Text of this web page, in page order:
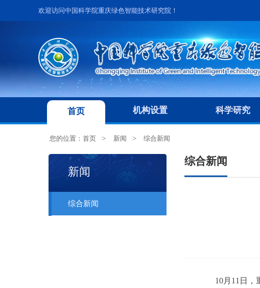
欢迎访问中国科学院重庆绿色智能技术研究院！
首页 机构设置 科学研究
您的位置：首页 新闻 综合新闻
新闻
综合新闻
综合新闻
10月 11 日，